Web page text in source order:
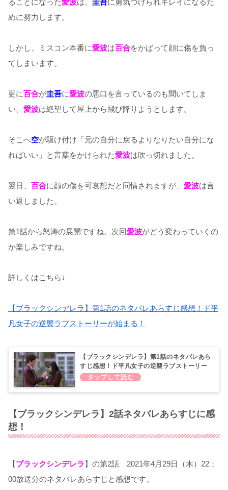
ることになった愛波は、 圭吾に勇気づけられキレイになるた
めに努力します。
しかし、ミスコン本番に愛波は百合をかばって顔に傷を負っ
てしまいます。
更に百合が圭吾に愛波の悪口を言っているのも聞いてしま
い、 愛波は絶望して屋上から飛び降りようとします。
そこへ空が駆け付け「元の自分に戻るよりなりたい自分にな
ればいい」と言葉をかけられた愛波は吹っ切れました。
翌日、 百合に顔の傷を可哀想だと同情されますが、 愛波は言
い返しました。
第1話から怒涛の展開ですね。次回愛波がどう変わっていくの
か楽しみですね。
詳しくはこちら↓
【ブラックシンデレラ】第1話のネタバレあらすじ感想！ド平
凡女子の逆襲ラブストーリーが始まる！
【ブラックシンデレラ】第1話のネタバレあら
すじ感想！ド平凡女子の逆襲ラブストーリー
が始まる！
【ブラックシンデレラ】2話ネタバレあらすじに感
想！
【ブラックシンデレラ】の第2話 2021年4月29日（木）22：
00放送分のネタバレあらすじと感想です。